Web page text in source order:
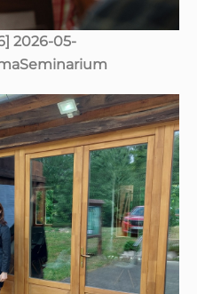
2026-05-